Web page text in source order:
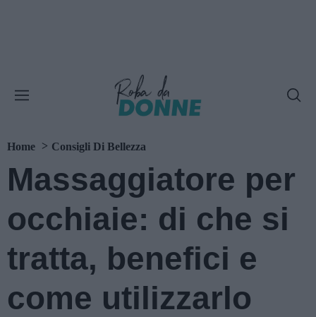
Home Consigli Di Bellezza
Massaggiatore per
occhiaie: di che si
tratta, benefici e
come utilizzarlo